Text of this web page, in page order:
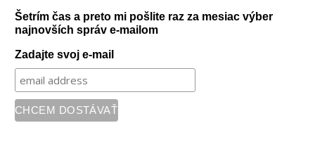
Šetrím čas a preto mi pošlite raz za mesiac výber
najnovších správ e-mailom
Zadajte svoj e-mail